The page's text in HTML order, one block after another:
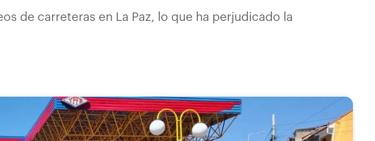
de carreteras en La Paz, lo que ha perjudicado la